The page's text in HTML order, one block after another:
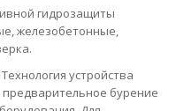
гидрозащиты
железобетонные,
устройства
бурение